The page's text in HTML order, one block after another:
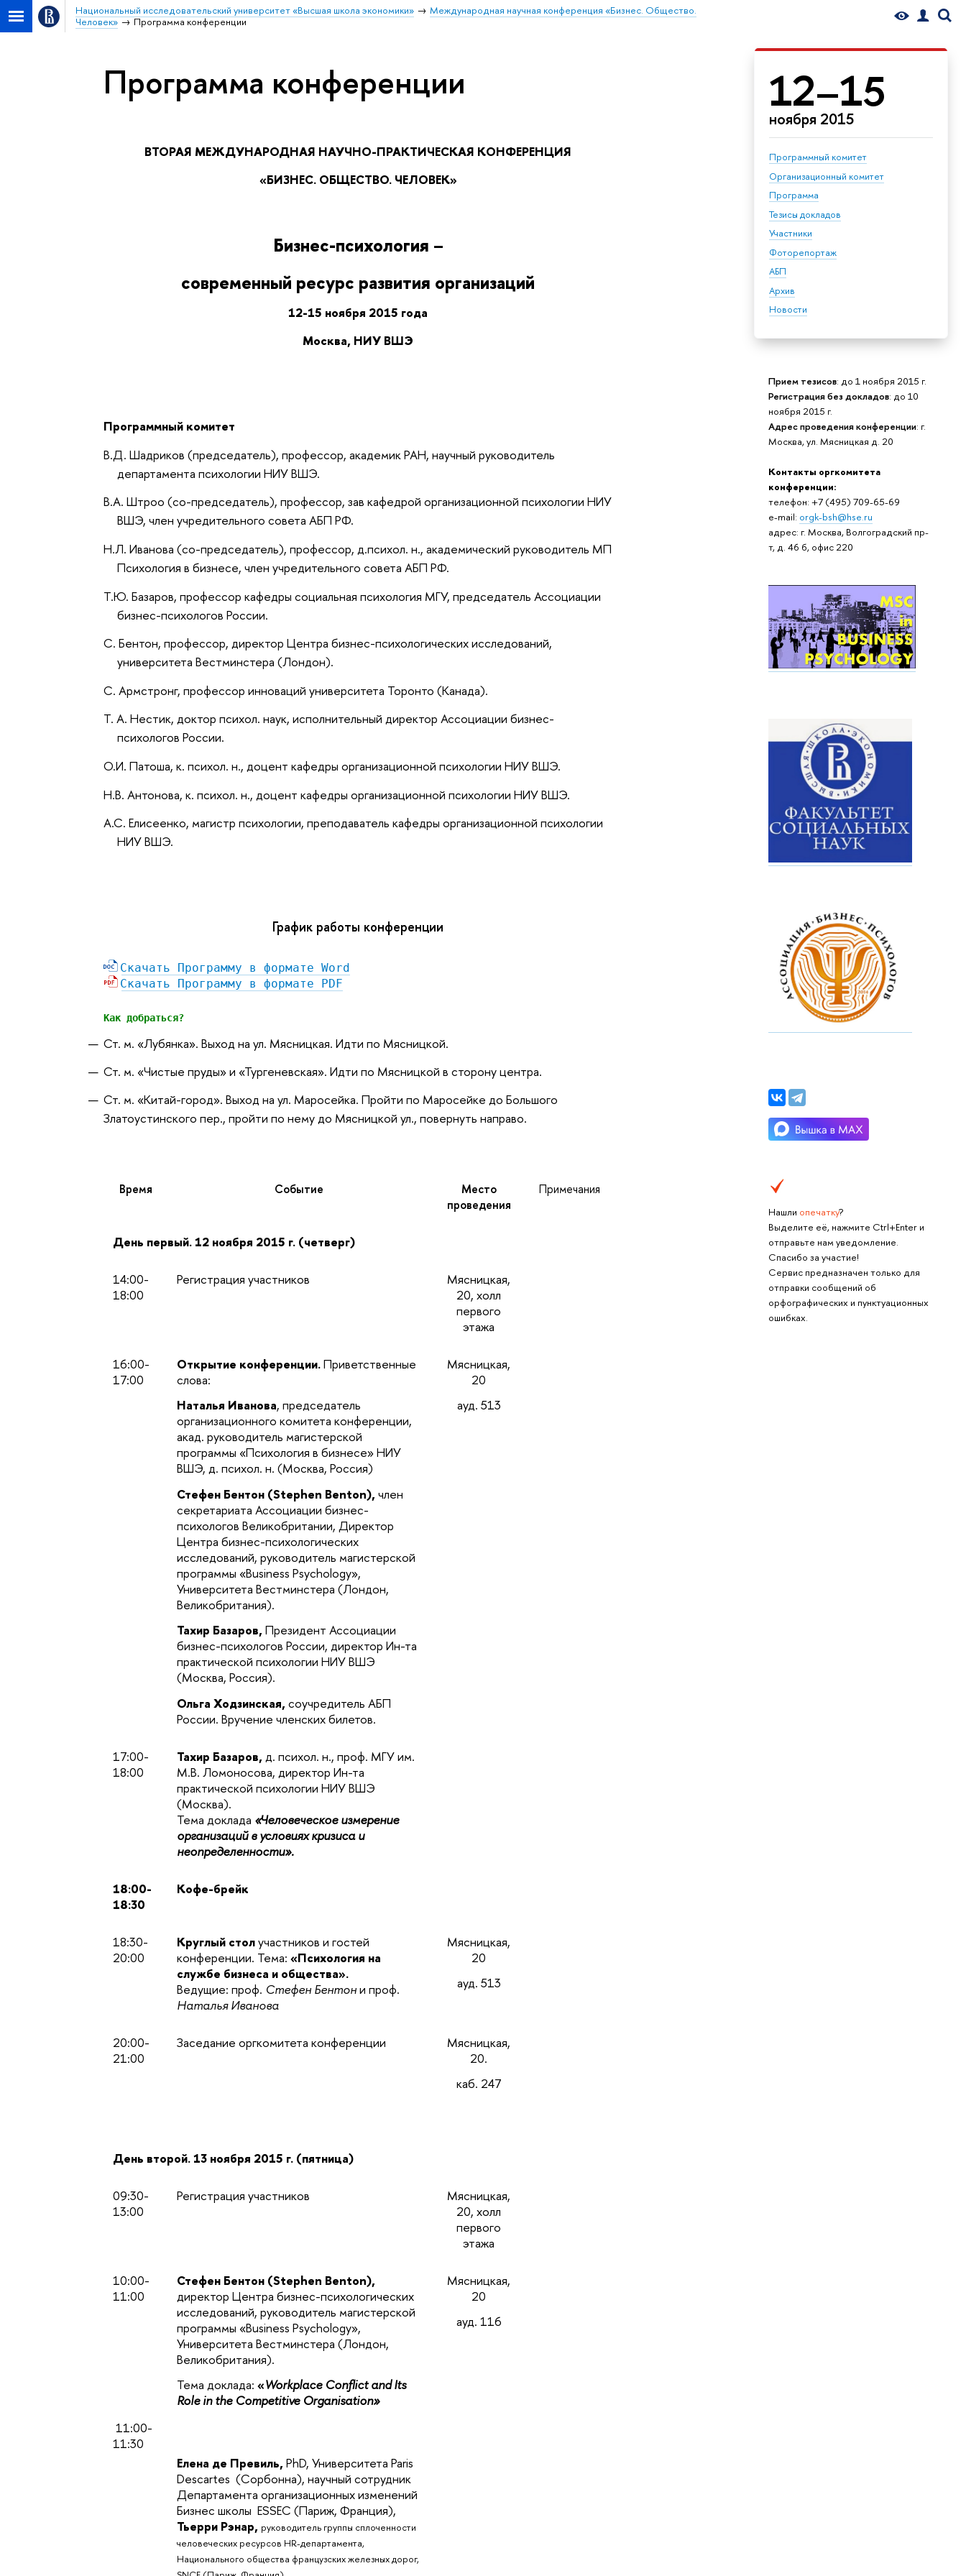
Национальный исследовательский университет «Высшая школа экономики»
Международная научная конференция «Бизнес. Общество.
Человек»
Программа конференции
12–15
ноября 2015
Программный комитет
Организационный комитет
Программа
Тезисы докладов
Участники
Фоторепортаж
АБП
Архив
Новости
Прием тезисов: до 1 ноября 2015 г.
Регистрация без докладов: до 10
ноября 2015 г.
Адрес проведения конференции: г.
Москва, ул. Мясницкая д. 20
Контакты оргкомитета
конференции:
телефон: +7 (495) 709-65-69
e-mail: orgk-bsh@hse.ru
адрес: г. Москва, Волгоградский пр-
т, д. 46 б, офис 220
Нашли опечатку?
Выделите её, нажмите Ctrl+Enter и
отправьте нам уведомление.
Спасибо за участие!
Сервис предназначен только для
отправки сообщений об
орфографических и пунктуационных
ошибках.
Программа конференции
ВТОРАЯ МЕЖДУНАРОДНАЯ НАУЧНО-ПРАКТИЧЕСКАЯ КОНФЕРЕНЦИЯ
«БИЗНЕС. ОБЩЕСТВО. ЧЕЛОВЕК»
Бизнес-психология –
современный ресурс развития организаций
12-15 ноября 2015 года
Москва, НИУ ВШЭ
Программный комитет
В.Д. Шадриков (председатель), профессор, академик РАН, научный руководитель
департамента психологии НИУ ВШЭ.
В.А. Штроо (со-председатель), профессор, зав кафедрой организационной психологии НИУ
ВШЭ, член учредительного совета АБП РФ.
Н.Л. Иванова (со-председатель), профессор, д.психол. н., академический руководитель МП
Психология в бизнесе, член учредительного совета АБП РФ.
Т.Ю. Базаров, профессор кафедры социальная психология МГУ, председатель Ассоциации
бизнес-психологов России.
С. Бентон, профессор, директор Центра бизнес-психологических исследований,
университета Вестминстера (Лондон).
С. Армстронг, профессор инноваций университета Торонто (Канада).
Т. А. Нестик, доктор психол. наук, исполнительный директор Ассоциации бизнес-
психологов России.
О.И. Патоша, к. психол. н., доцент кафедры организационной психологии НИУ ВШЭ.
Н.В. Антонова, к. психол. н., доцент кафедры организационной психологии НИУ ВШЭ.
А.С. Елисеенко, магистр психологии, преподаватель кафедры организационной психологии
НИУ ВШЭ.
График работы конференции
Скачать Программу в формате Word
Скачать Программу в формате PDF
Как добраться?
Ст. м. «Лубянка». Выход на ул. Мясницкая. Идти по Мясницкой.
Ст. м. «Чистые пруды» и «Тургеневская». Идти по Мясницкой в сторону центра.
Ст. м. «Китай-город». Выход на ул. Маросейка. Пройти по Маросейке до Большого
Златоустинского пер., пройти по нему до Мясницкой ул., повернуть направо.
Время Событие
Место
проведения
Примечания
День первый. 12 ноября 2015 г. (четверг)
14:00-
18:00
Регистрация участников
Мясницкая,
20, холл
первого
этажа
16:00-
17:00
Открытие конференции.Приветственные
слова:
Наталья Иванова, председатель
организационного комитета конференции,
акад. руководитель магистерской
программы «Психология в бизнесе» НИУ
ВШЭ, д. психол. н. (Москва, Россия)
Стефен Бентон (Stephen Benton),член
секретариата Ассоциации бизнес-
психологов Великобритании, Директор
Центра бизнес-психологических
исследований, руководитель магистерской
программы «Business Psychology»,
Университета Вестминстера (Лондон,
Великобритания).
Тахир Базаров,Президент Ассоциации
бизнес-психологов России, директор Ин-та
практической психологии НИУ ВШЭ
(Москва, Россия).
Ольга Ходзинская,соучредитель АБП
России. Вручение членских билетов.
Мясницкая,
20
ауд. 513
17:00-
18:00
Тахир Базаров,д. психол. н., проф. МГУ им.
М.В. Ломоносова, директор Ин-та
практической психологии НИУ ВШЭ
(Москва).
Тема доклада «Человеческое измерение
организаций в условиях кризиса и
неопределенности».
18:00-
18:30
Кофе-брейк
18:30-
20:00
Круглый столучастников и гостей
конференции. Тема:«Психология на
службе бизнеса и общества».
Ведущие: проф. Стефен Бентони проф.
Наталья Иванова
Мясницкая,
20
ауд. 513
20:00-
21:00
Заседание оргкомитета конференции
Мясницкая,
20.
каб. 247
День второй. 13 ноября 2015 г. (пятница)
09:30-
13:00
Регистрация участников
Мясницкая,
20, холл
первого
этажа
10:00-
11:00
Стефен Бентон (Stephen Benton),
директор Центра бизнес-психологических
исследований, руководитель магистерской
программы «Business Psychology»,
Университета Вестминстера (Лондон,
Великобритания).
Тема доклада:«Workplace Conflict and Its
Role in the Competitive Organisation»
Мясницкая,
20
ауд. 116
11:00-
11:30
Елена де Превиль,PhD, Университета Paris
Descartes (Cорбонна), научный сотрудник
Департамента организационных изменений
Бизнес школы ESSEC (Париж, Франция),
Тьерри Рэнар, руководитель группы сплоченности
человеческих ресурсов HR-департамента,
Национального общества французских железных дорог,